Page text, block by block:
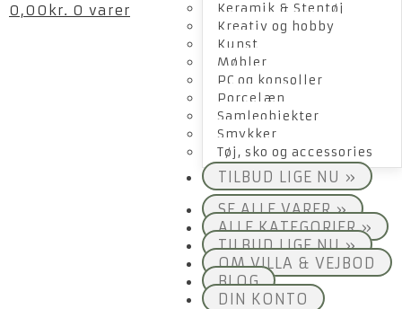
0,00 kr. 0 varer
Keramik & Stentøj
Kreativ og hobby
Kunst
Møbler
PC og konsoller
Porcelæn
Samleobjekter
Smykker
Tøj, sko og accessories
TILBUD LIGE NU »
SE ALLE VARER »
ALLE KATEGORIER »
TILBUD LIGE NU »
OM VILLA & VEJBOD
BLOG
DIN KONTO